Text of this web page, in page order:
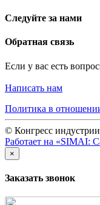
Следуйте за нами
Обратная связь
Если у вас есть
Написать нам
Политика в
© Конгресс
Работает на «SIMAI:
×
Заказать звонок